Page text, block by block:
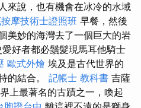
來說，也有機會在冰冷的水域
摩技術士證照班 早餐，然後
美妙的海灣去了一個巨大的岩
好者都必鬚髮現馬耳他騎士
歐式外燴 埃及是古代世界的
的結合。 記帳士 教科書 吉薩
上最著名的古蹟之一，喚起